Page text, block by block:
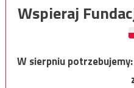
Wspieraj
W sierpniu potrzebujemy: